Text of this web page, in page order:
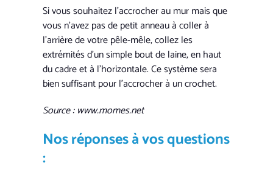
Si vous souhaitez l’accrocher au mur mais que
vous n’avez pas de petit anneau à coller à
l’arrière de votre pêle-mêle, collez les
extrémités d’un simple bout de laine, en haut
du cadre et à l’horizontale. Ce système sera
bien suffisant pour l’accrocher à un crochet.
Source : www.momes.net
Nos réponses à vos questions
: